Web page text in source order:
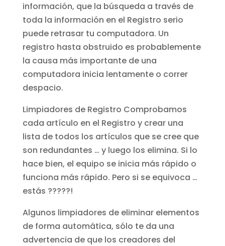
información, que la búsqueda a través de
toda la información en el Registro serio
puede retrasar tu computadora. Un
registro hasta obstruido es probablemente
la causa más importante de una
computadora inicia lentamente o correr
despacio.
Limpiadores de Registro Comprobamos
cada artículo en el Registro y crear una
lista de todos los artículos que se cree que
son redundantes … y luego los elimina. Si lo
hace bien, el equipo se inicia más rápido o
funciona más rápido. Pero si se equivoca …
estás ?????!
Algunos limpiadores de eliminar elementos
de forma automática, sólo te da una
advertencia de que los creadores del